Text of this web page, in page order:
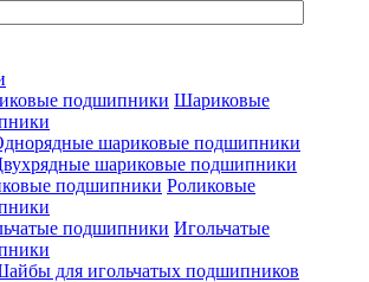
Шариковые
шариковые подшипники
шариковые подшипники
Роликовые
Игольчатые
для игольчатых подшипников